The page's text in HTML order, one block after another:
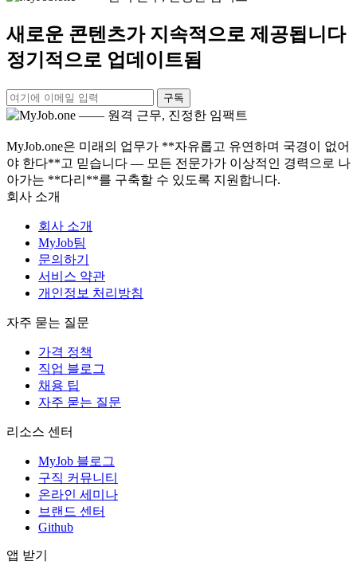
새로운 콘텐츠가 지속적으로 제공됩니다
정기적으로 업데이트됨
구독
MyJob.one은 미래의 업무가 **자유롭고 유연하며 국경이 없어
야 한다**고 믿습니다 — 모든 전문가가 이상적인 경력으로 나
아가는 **다리**를 구축할 수 있도록 지원합니다.
회사 소개
회사 소개
MyJob팀
문의하기
서비스 약관
개인정보 처리방침
자주 묻는 질문
가격 정책
직업 블로그
채용 팁
자주 묻는 질문
리소스 센터
MyJob 블로그
구직 커뮤니티
온라인 세미나
브랜드 센터
Github
앱 받기